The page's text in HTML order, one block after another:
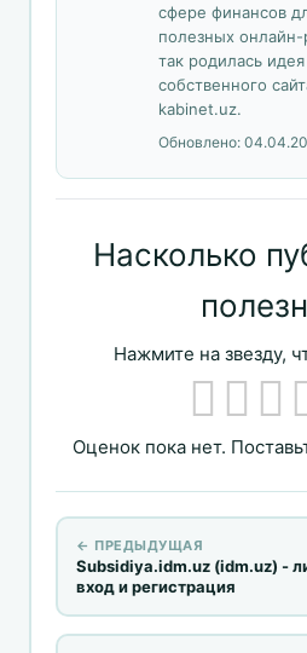
сфере финансов
полезных
так родилась
собственного
kabinet.uz.
Обновлено:
Насколько
Нажмите на звезду,
Оценок пока нет.
← ПРЕДЫДУЩАЯ
Subsidiya.idm.uz (idm.uz) -
вход и регистрация